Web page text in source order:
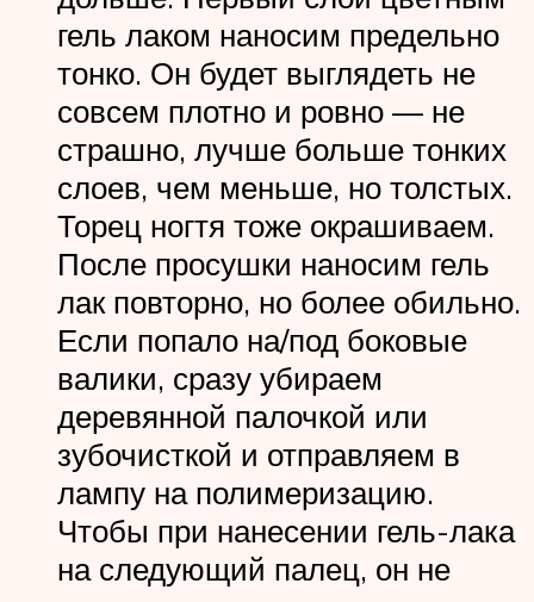
гель лаком наносим предельно
тонко. Он будет выглядеть не
совсем плотно и ровно — не
страшно, лучше больше тонких
слоев, чем меньше, но толстых.
Торец ногтя тоже окрашиваем.
После просушки наносим гель
лак повторно, но более обильно.
Если попало на/под боковые
валики, сразу убираем
деревянной палочкой или
зубочисткой и отправляем в
лампу на полимеризацию.
Чтобы при нанесении гель-лака
на следующий палец, он не